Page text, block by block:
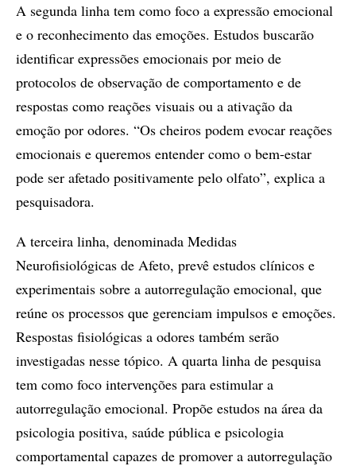
A segunda linha tem como foco a expressão emocional
e o reconhecimento das emoções. Estudos buscarão
identificar expressões emocionais por meio de
protocolos de observação de comportamento e de
respostas como reações visuais ou a ativação da
emoção por odores. “Os cheiros podem evocar reações
emocionais e queremos entender como o bem-estar
pode ser afetado positivamente pelo olfato”, explica a
pesquisadora.
A terceira linha, denominada Medidas
Neurofisiológicas de Afeto, prevê estudos clínicos e
experimentais sobre a autorregulação emocional, que
reúne os processos que gerenciam impulsos e emoções.
Respostas fisiológicas a odores também serão
investigadas nesse tópico. A quarta linha de pesquisa
tem como foco intervenções para estimular a
autorregulação emocional. Propõe estudos na área da
psicologia positiva, saúde pública e psicologia
comportamental capazes de promover a autorregulação